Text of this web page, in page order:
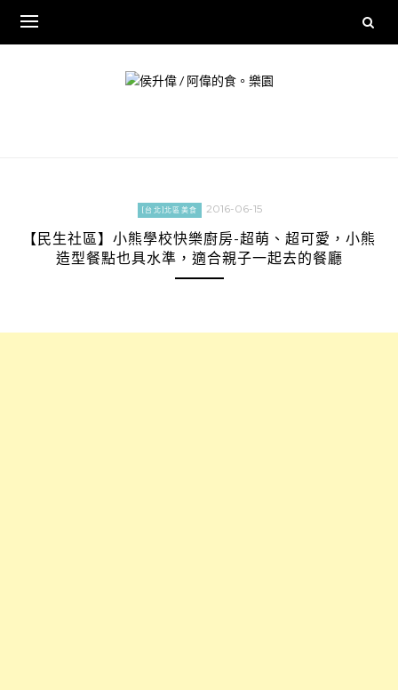
content
[台北]北區美食 2016-06-15
【民生社區】小熊學校快樂廚房-超萌、超可愛，小熊
造型餐點也具水準，適合親子一起去的餐廳